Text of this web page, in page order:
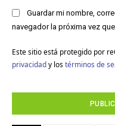
Guardar mi nombre,
navegador la próxima vez
Este sitio está protegido por
privacidady los términos de